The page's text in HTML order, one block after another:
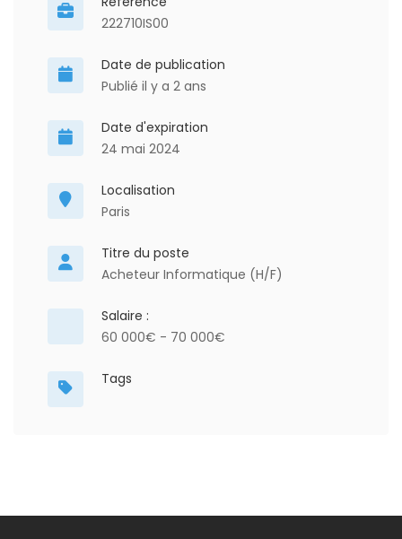
222710IS00
Date de publication
Publié il y a 2 ans
Date d'expiration
24 mai 2024
Localisation
Paris
Titre du poste
Acheteur Informatique (H/F)
Salaire :
60 000€ - 70 000€
Tags